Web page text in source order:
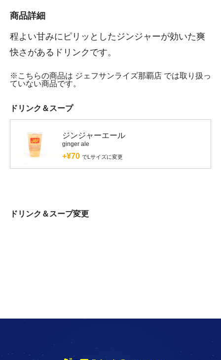
商品詳細
程よい甘みにピリッとしたジンジャーが効いた爽
快さがあるドリンクです。
※こちらの商品は ジェフサンライズ那覇店 では取り扱っ
ていない商品です。
ドリンク＆スープ
ジンジャーエール
ginger ale
+¥70 でLサイズに変更
ドリンク＆スープ変更